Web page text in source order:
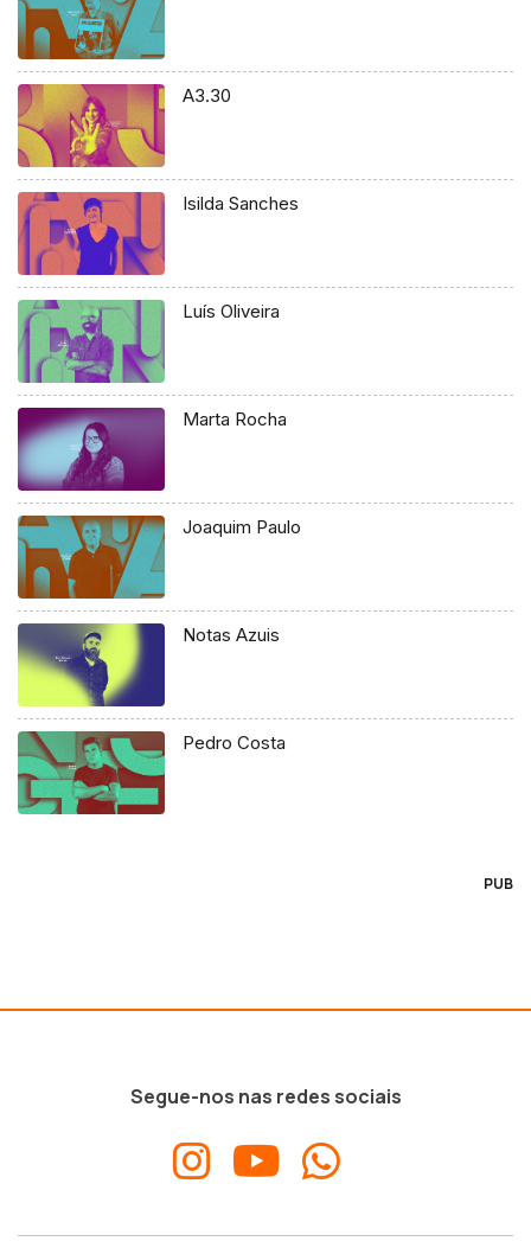
A3.30
Isilda Sanches
Luís Oliveira
Marta Rocha
Joaquim Paulo
Notas Azuis
Pedro Costa
PUB
Segue-nos nas redes sociais